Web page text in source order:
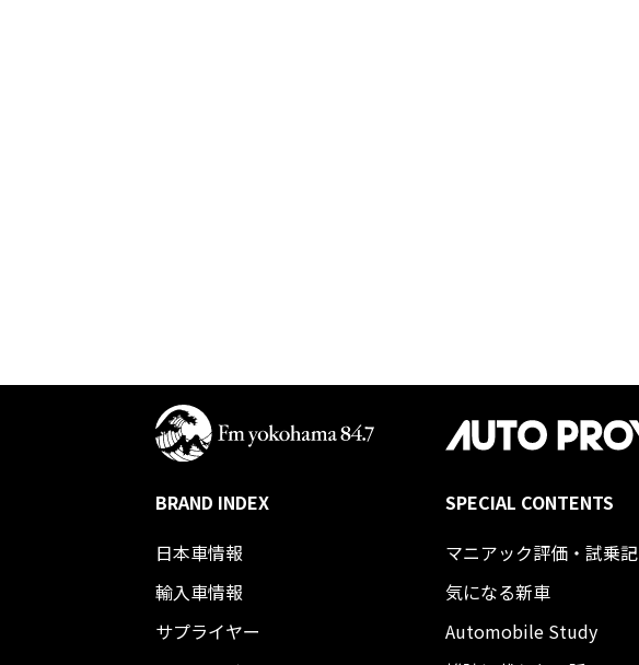
BRAND INDEX
日本車情報​
輸入車情報
サプライヤー
SPECIAL CONTENTS
マニアック評価・試乗記
気になる新車
Automobile Study